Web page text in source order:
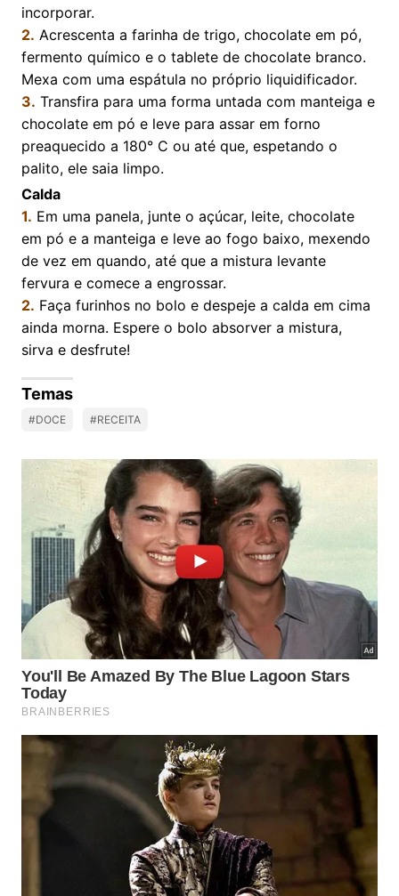
incorporar.
2. Acrescenta a farinha de trigo, chocolate em pó,
fermento químico e o tablete de chocolate branco.
Mexa com uma espátula no próprio liquidificador.
3. Transfira para uma forma untada com manteiga e
chocolate em pó e leve para assar em forno
preaquecido a 180° C ou até que, espetando o
palito, ele saia limpo.
Calda
1. Em uma panela, junte o açúcar, leite, chocolate
em pó e a manteiga e leve ao fogo baixo, mexendo
de vez em quando, até que a mistura levante
fervura e comece a engrossar.
2. Faça furinhos no bolo e despeje a calda em cima
ainda morna. Espere o bolo absorver a mistura,
sirva e desfrute!
Temas
#DOCE #RECEITA